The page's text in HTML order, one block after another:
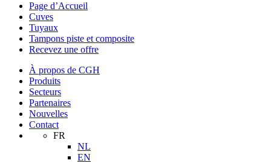
Page d’Accueil
Cuves
Tuyaux
Tampons piste et composite
Recevez une offre
À propos de CGH
Produits
Secteurs
Partenaires
Nouvelles
Contact
FR
NL
EN